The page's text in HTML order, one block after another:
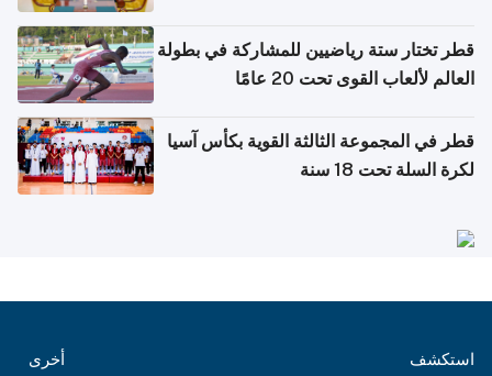
قطر تختار ستة رياضيين للمشاركة في بطولة
العالم لألعاب القوى تحت 20 عامًا
قطر في المجموعة الثالثة القوية بكأس آسيا
لكرة السلة تحت 18 سنة
استكشف أخرى